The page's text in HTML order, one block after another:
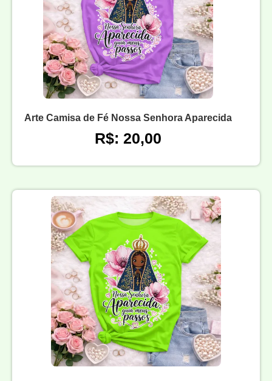
Arte Camisa de Fé Nossa Senhora Aparecida
R$: 20,00